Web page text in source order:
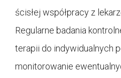
ścisłej współpracy z
Regularne badania
terapii do indywidualnych
monitorowanie